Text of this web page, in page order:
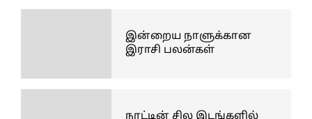
இன்றைய நாளுக்கான
இராசி பலன்கள்
நாட்டின் சில இடங்களில்